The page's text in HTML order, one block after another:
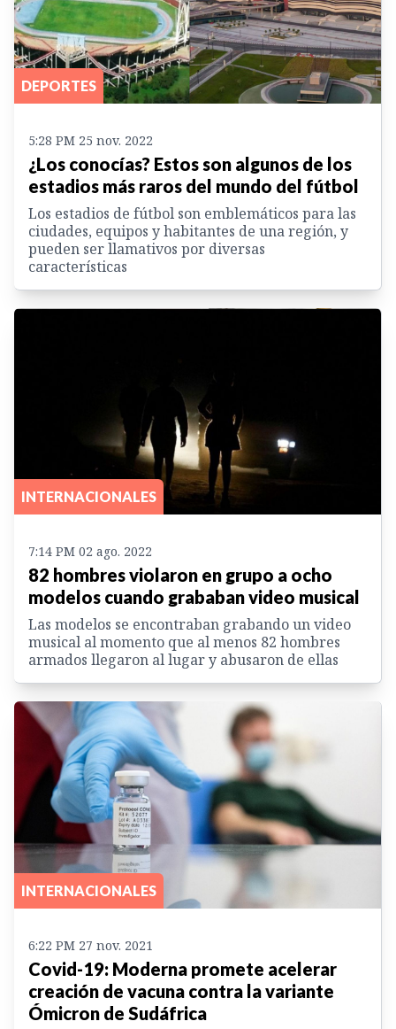
DEPORTES
5:28 PM 25 nov. 2022
¿Los conocías? Estos son algunos de los
estadios más raros del mundo del fútbol
Los estadios de fútbol son emblemáticos para las
ciudades, equipos y habitantes de una región, y
pueden ser llamativos por diversas
características
INTERNACIONALES
7:14 PM 02 ago. 2022
82 hombres violaron en grupo a ocho
modelos cuando grababan video musical
Las modelos se encontraban grabando un video
musical al momento que al menos 82 hombres
armados llegaron al lugar y abusaron de ellas
INTERNACIONALES
6:22 PM 27 nov. 2021
Covid-19: Moderna promete acelerar
creación de vacuna contra la variante
Ómicron de Sudáfrica